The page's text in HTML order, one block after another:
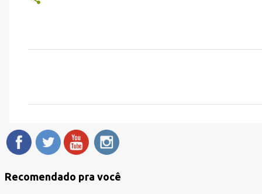
n
t
r
Recomendado pra você